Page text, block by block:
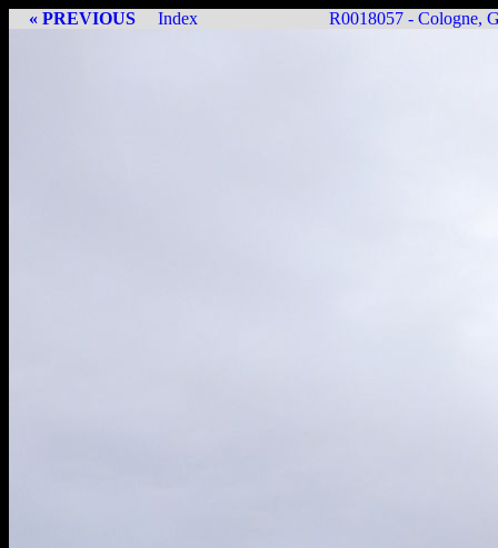
« PREVIOUS Index R0018057 - Cologne,